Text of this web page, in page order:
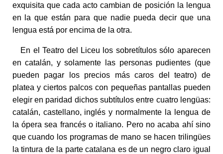
exquisita que cada acto cambian de posición la lengua
en la que están para que nadie pueda decir que una
lengua está por encima de la otra.
En el Teatro del Liceu los sobretítulos sólo aparecen
en catalán, y solamente las personas pudientes (que
pueden pagar los precios más caros del teatro) de
platea y ciertos palcos con pequeñas pantallas pueden
elegir en paridad dichos subtítulos entre cuatro lengüas:
catalán, castellano, inglés y normalmente la lengua de
la ópera sea francés o italiano. Pero no acaba ahí sino
que cuando los programas de mano se hacen trilingües
la tintura de la parte catalana es de un negro claro igual